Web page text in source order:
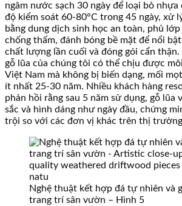
ngâm nước sạch 30 ngày để loại bỏ nhựa
độ kiểm soát 60-80°C trong 45 ngày, xử
bằng dung dịch sinh học an toàn, phủ
chống thấm, đánh bóng bề mặt để nổi
chất lượng lần cuối và đóng gói cẩn
gỗ lũa của chúng tôi có thể chịu được
Việt Nam mà không bị biến dạng, mối
ít nhất 25-30 năm. Nhiều khách hàng
phản hồi rằng sau 5 năm sử dụng, gỗ lũa
sắc và hình dáng như ngày đầu, chứng
trội so với các đơn vị khác trên thị
Nghệ thuật kết hợp đá tự nhiên và
trang trí sân vườn – Hình 5